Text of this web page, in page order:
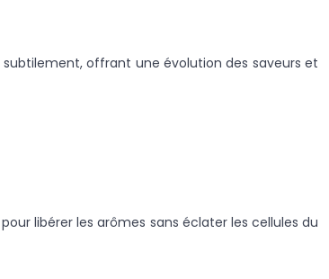
offrant une évolution des saveurs et
libérer les arômes sans éclater les cellules du